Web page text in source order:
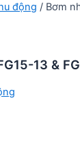
động / Bơm
13 &